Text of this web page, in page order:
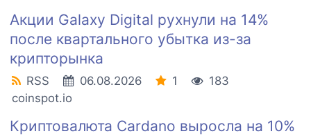
Акции Galaxy Digital рухнули на 14%
после квартального убытка из-за
крипторынка
RSS 06.08.2026 1
183
coinspot.io
Криптовалюта Cardano выросла на 10%